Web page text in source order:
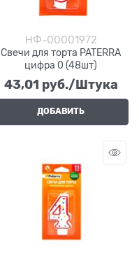
НФ-00001972
Свечи для торта PATERRA
цифра 0 (48шт)
43,01 руб./Штука
ДОБАВИТЬ